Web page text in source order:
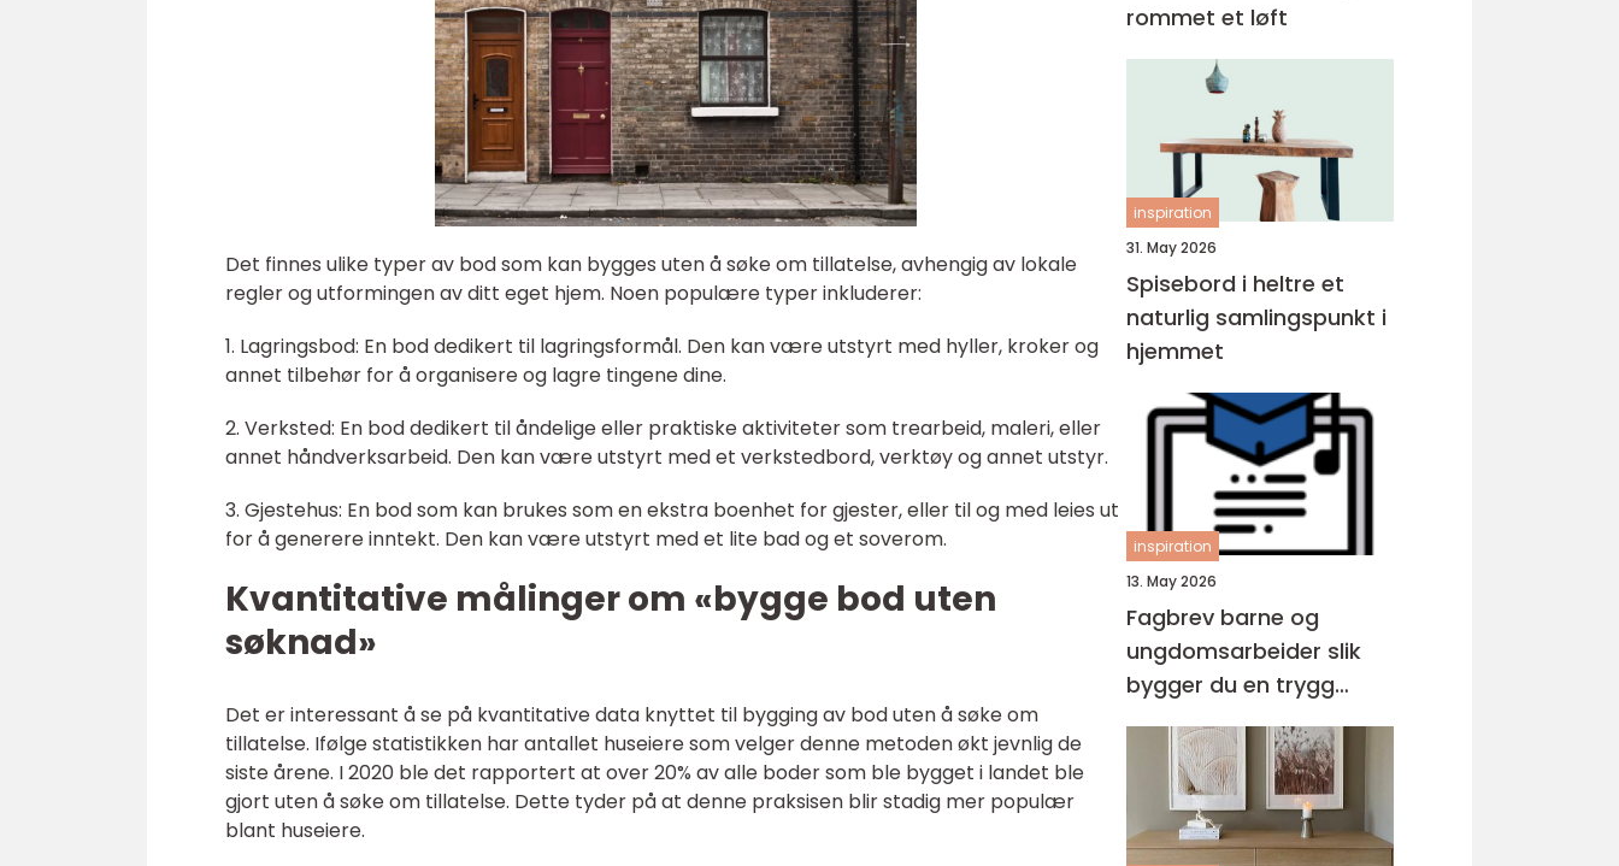
Det finnes ulike typer av bod som kan bygges uten å søke om tillatelse, avhengig av lokale
regler og utformingen av ditt eget hjem. Noen populære typer inkluderer:
1. Lagringsbod: En bod dedikert til lagringsformål. Den kan være utstyrt med hyller, kroker og
annet tilbehør for å organisere og lagre tingene dine.
2. Verksted: En bod dedikert til åndelige eller praktiske aktiviteter som trearbeid, maleri, eller
annet håndverksarbeid. Den kan være utstyrt med et verkstedbord, verktøy og annet utstyr.
3. Gjestehus: En bod som kan brukes som en ekstra boenhet for gjester, eller til og med leies ut
for å generere inntekt. Den kan være utstyrt med et lite bad og et soverom.
Kvantitative målinger om «bygge bod uten
søknad»
Det er interessant å se på kvantitative data knyttet til bygging av bod uten å søke om
tillatelse. Ifølge statistikken har antallet huseiere som velger denne metoden økt jevnlig de
siste årene. I 2020 ble det rapportert at over 20% av alle boder som ble bygget i landet ble
gjort uten å søke om tillatelse. Dette tyder på at denne praksisen blir stadig mer populær
blant huseiere.
rommet et løft
inspiration
31. May 2026
Spisebord i heltre et
naturlig samlingspunkt i
hjemmet
inspiration
13. May 2026
Fagbrev barne og
ungdomsarbeider slik
bygger du en trygg
karriere med barn og
unge